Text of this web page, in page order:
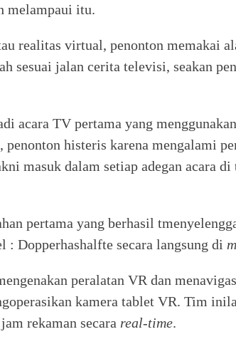
melampaui itu.
realitas virtual, penonton memakai
sesuai jalan cerita televisi, seakan
acara TV pertama yang
histeris karena mengalami
masuk dalam setiap adegan acara
pertama yang berhasil
Dopperhashalfte secara langsung di
peralatan VR dan
kamera tablet VR. Tim
rekaman secara real-time.